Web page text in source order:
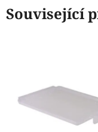
Související